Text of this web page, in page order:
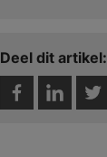
Deel dit artikel: